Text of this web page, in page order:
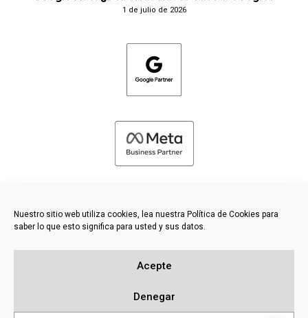
Nuestro sitio web utiliza cookies, lea nuestra Política de Cookies para
saber lo que esto significa para usted y sus datos.
Acepte
Denegar
1 de julio de 2026
2026 FRESH PIES LTD - TODOS LOS DERECHOS RESERVADOS
Base de conocimientos
Mapa del sitio